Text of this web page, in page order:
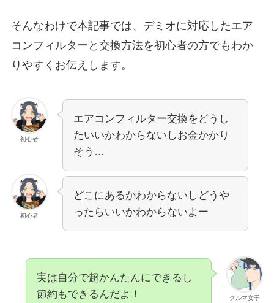
そんなわけで本記事では、デミオに対応したエア
コンフィルターと交換方法を初心者の方でもわか
りやすくお伝えします。
初心者
エアコンフィルター交換をどうし
たいいかわからないしお金かかり
そう…
初心者
どこにあるかわからないしどうや
ったらいいかわからないよー
クルマ女子
実は自分で超かんたんにできるし
節約もできるんだよ！